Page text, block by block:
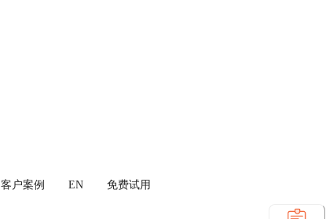
客户案例 EN 免费试用